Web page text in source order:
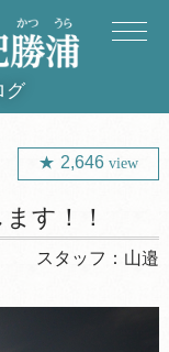
グ
2,646view
す！！
スタッフ： 山邉